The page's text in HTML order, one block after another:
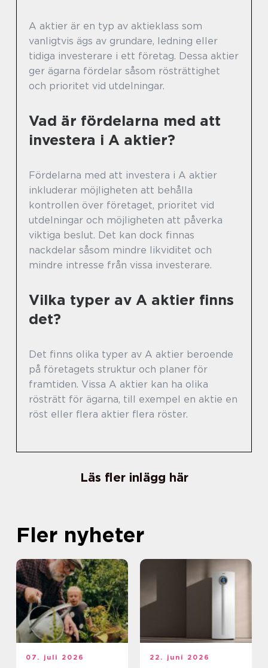
A aktier är en typ av aktieklass som
vanligtvis ägs av grundare, ledning eller
tidiga investerare i ett företag. Dessa aktier
ger ägarna fördelar såsom rösträttighet
och prioritet vid utdelningar.
Vad är fördelarna med att
investera i A aktier?
Fördelarna med att investera i A aktier
inkluderar möjligheten att behålla
kontrollen över företaget, prioritet vid
utdelningar och möjligheten att påverka
viktiga beslut. Det kan dock finnas
nackdelar såsom mindre likviditet och
mindre intresse från vissa investerare.
Vilka typer av A aktier finns
det?
Det finns olika typer av A aktier beroende
på företagets struktur och planer för
framtiden. Vissa A aktier kan ha olika
rösträtt för ägarna, till exempel en aktie en
röst eller flera aktier flera röster.
Läs fler inlägg här
Fler nyheter
07. juli 2026 22. juni 2026